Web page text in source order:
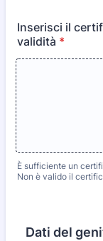
Inserisci il
validità *
È sufficiente un
Non è valido il
Dati del